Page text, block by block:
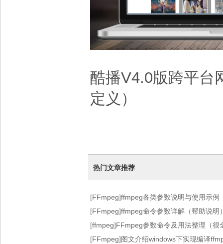
酷播V4.0版跨平台
定义）
热门文章推荐
[FFmpeg]ffmpeg各类参数说明与使用示例
[FFmpeg]ffmpeg命令参数详解（帮助说明
[ffmpeg]FFmpeg参数命令及用法整理（很
[FFmpeg]图文介绍windows下实现编译